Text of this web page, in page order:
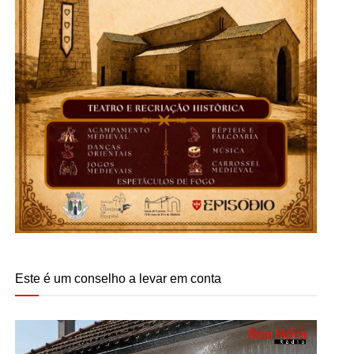
Este é um conselho a levar em conta